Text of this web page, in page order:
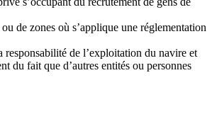
de zones où s’applique une réglementation
de l’exploitation du navire et
du fait que d’autres entités ou personnes